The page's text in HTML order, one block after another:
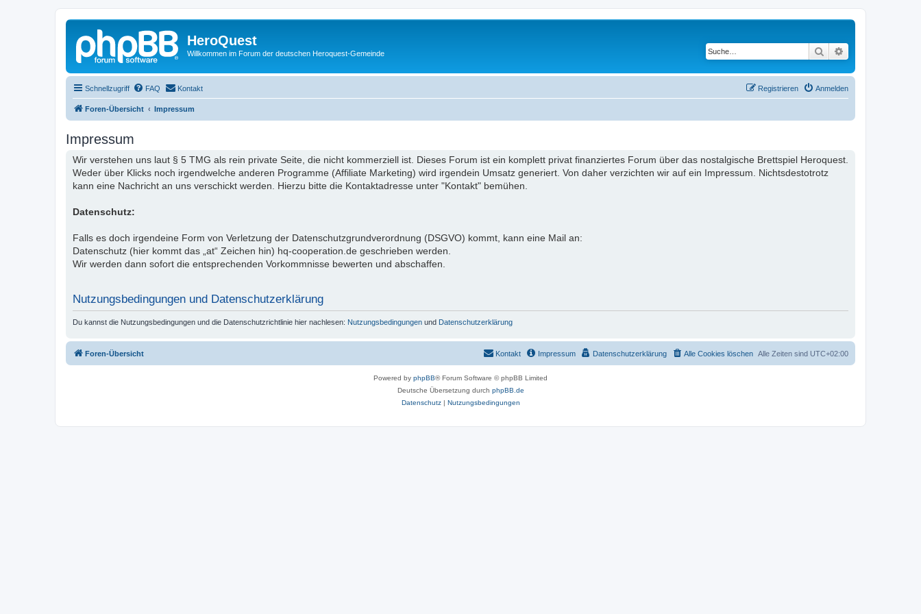
HeroQuest
Willkommen im Forum der deutschen Heroquest-Gemeinde Suche
Schnellzugriff FAQ Kontakt Anmelden
Registrieren
Foren-Übersicht Impressum
Impressum
Wir verstehen uns laut § 5 TMG als rein private Seite, die nicht kommerziell ist. Dieses Forum ist ein komplett privat finanziertes Forum über das nostalgische Brettspiel Heroquest.
Weder über Klicks noch irgendwelche anderen Programme (Affiliate Marketing) wird irgendein Umsatz generiert. Von daher verzichten wir auf ein Impressum. Nichtsdestotrotz
kann eine Nachricht an uns verschickt werden. Hierzu bitte die Kontaktadresse unter "Kontakt" bemühen.
Datenschutz:
Falls es doch irgendeine Form von Verletzung der Datenschutzgrundverordnung (DSGVO) kommt, kann eine Mail an:
Datenschutz (hier kommt das „at“ Zeichen hin) hq-cooperation.de geschrieben werden.
Wir werden dann sofort die entsprechenden Vorkommnisse bewerten und abschaffen.
Nutzungsbedingungen und Datenschutzerklärung
Du kannst die Nutzungsbedingungen und die Datenschutzrichtlinie hier nachlesen: Nutzungsbedingungen und Datenschutzerklärung
Foren-Übersicht Alle Zeiten sind UTC+02:00
Alle Cookies löschen
Datenschutzerklärung
Impressum
Kontakt
Powered by phpBB® Forum Software © phpBB Limited
Deutsche Übersetzung durch phpBB.de
Datenschutz| Nutzungsbedingungen